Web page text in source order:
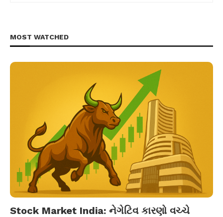
MOST WATCHED
Stock Market India: નેગેટિવ કારણો વચ્ચે